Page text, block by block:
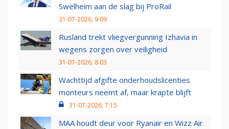
Swelheim aan de slag bij ProRail
31-07-2026, 9:09
Rusland trekt vliegvergunning Izhavia in
wegens zorgen over veiligheid
31-07-2026, 8:03
Wachttijd afgifte onderhoudslicenties
monteurs neemt af, maar krapte blijft
31-07-2026, 7:15
MAA houdt deur voor Ryanair en Wizz Air